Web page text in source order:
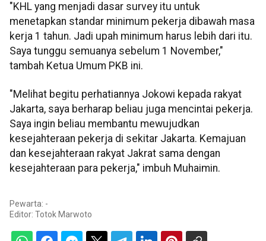
"KHL yang menjadi dasar survey itu untuk
menetapkan standar minimum pekerja dibawah masa
kerja 1 tahun. Jadi upah minimum harus lebih dari itu.
Saya tunggu semuanya sebelum 1 November,"
tambah Ketua Umum PKB ini.
"Melihat begitu perhatiannya Jokowi kepada rakyat
Jakarta, saya berharap beliau juga mencintai pekerja.
Saya ingin beliau membantu mewujudkan
kesejahteraan pekerja di sekitar Jakarta. Kemajuan
dan kesejahteraan rakyat Jakrat sama dengan
kesejahteraan para pekerja," imbuh Muhaimin.
Pewarta: -
Editor: Totok Marwoto